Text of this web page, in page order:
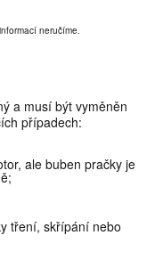
neručíme.
a musí být vyměněn
případech:
ale buben pračky je
tření, skřípání nebo